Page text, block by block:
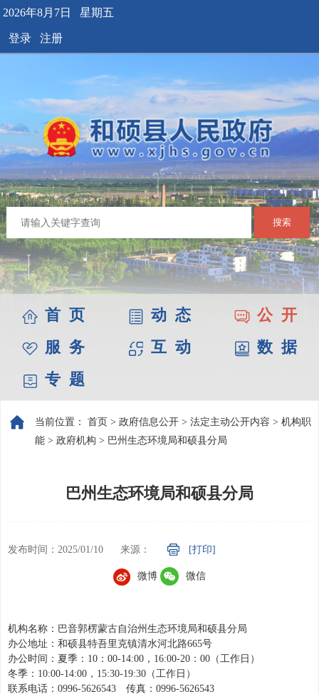
2026年8月7日 星期五
登录 注册
搜索
首 页 动 态
公 开
服 务
互 动
数 据
专 题
当前位置： 首页 > 政府信息公开 > 法定主动公开内容 > 机构职
能 > 政府机构 > 巴州生态环境局和硕县分局
巴州生态环境局和硕县分局
发布时间：2025/01/10 来源： [打印]
微博 微信
机构名称：巴音郭楞蒙古自治州生态环境局和硕县分局
办公地址：和硕县特吾里克镇清水河北路665号
办公时间：夏季：10：00-14:00，16:00-20：00（工作日）
冬季：10:00-14:00，15:30-19:30（工作日）
联系电话：0996-5626543 传真：0996-5626543